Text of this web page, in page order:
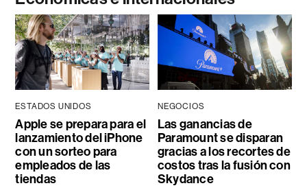
ESTADOS UNIDOS
Apple se prepara para el
lanzamiento del iPhone
con un sorteo para
empleados de las
tiendas
NEGOCIOS
Las ganancias de
Paramount se disparan
gracias a los recortes de
costos tras la fusión con
Skydance